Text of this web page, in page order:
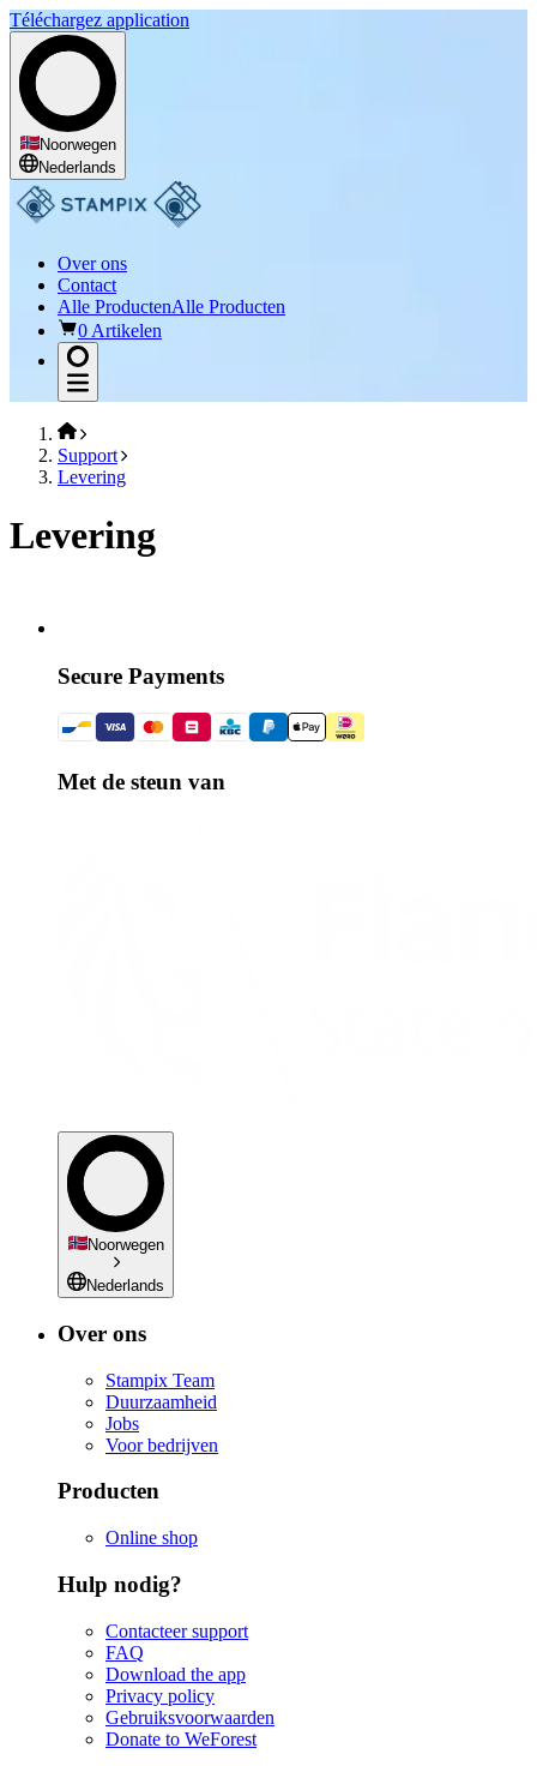
Téléchargez application
Noorwegen
Nederlands
Over ons
Contact
Alle ProductenAlle Producten
0 Artikelen
Support
Levering
Levering
Secure Payments
Met de steun van
Noorwegen
Nederlands
Over ons
Stampix Team
Duurzaamheid
Jobs
Voor bedrijven
Producten
Online shop
Hulp nodig?
Contacteer support
FAQ
Download the app
Privacy policy
Gebruiksvoorwaarden
Donate to WeForest